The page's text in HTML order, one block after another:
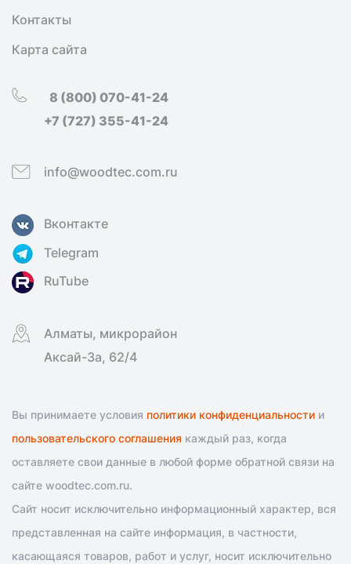
Контакты
Карта сайта
8 (800) 070-41-24
+7 (727) 355-41-24
info@woodtec.com.ru
Вконтакте
Telegram
RuTube
Алматы, микрорайон
Аксай-3а, 62/4
Вы принимаете условия политики конфиденциальности и
пользовательского соглашения каждый раз, когда
оставляете свои данные в любой форме обратной связи на
сайте woodtec.com.ru.
Сайт носит исключительно информационный характер, вся
представленная на сайте информация, в частности,
касающаяся товаров, работ и услуг, носит исключительно